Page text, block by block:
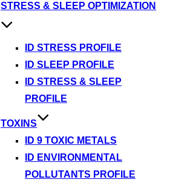
STRESS & SLEEP OPTIMIZATION
ID STRESS PROFILE
ID SLEEP PROFILE
ID STRESS & SLEEP
PROFILE
TOXINS
ID 9 TOXIC METALS
ID ENVIRONMENTAL
POLLUTANTS PROFILE